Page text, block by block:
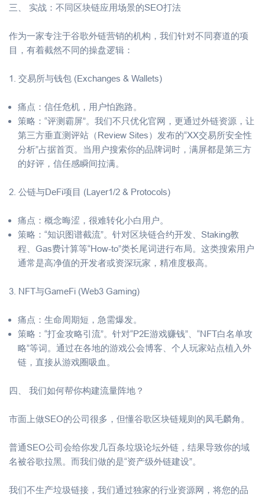
三、 实战：不同区块链应用场景的SEO打法
作为一家专注于谷歌外链营销的机构，我们针对不同赛道的项
目，有着截然不同的操盘逻辑：
1. 交易所与钱包 (Exchanges & Wallets)
痛点：信任危机，用户怕跑路。
策略：“评测霸屏”。我们不只优化官网，更通过外链资源，让
第三方垂直测评站（Review Sites）发布的“XX交易所安全性
分析”占据首页。当用户搜索你的品牌词时，满屏都是第三方
的好评，信任感瞬间拉满。
2. 公链与DeFi项目 (Layer1/2 & Protocols)
痛点：概念晦涩，很难转化小白用户。
策略：“知识图谱截流”。针对区块链合约开发、Staking教
程、Gas费计算等“How-to”类长尾词进行布局。这类搜索用户
通常是高净值的开发者或资深玩家，精准度极高。
3. NFT与GameFi (Web3 Gaming)
痛点：生命周期短，急需爆发。
策略：“打金攻略引流”。针对“P2E游戏赚钱”、“NFT白名单攻
略”等词。通过在各地的游戏公会博客、个人玩家站点植入外
链，直接从游戏圈吸血。
四、 我们如何帮你构建流量阵地？
市面上做SEO的公司很多，但懂谷歌区块链规则的凤毛麟角。
普通SEO公司会给你发几百条垃圾论坛外链，结果导致你的域
名被谷歌拉黑。而我们做的是“资产级外链建设”。
我们不生产垃圾链接，我们通过独家的行业资源网，将您的品